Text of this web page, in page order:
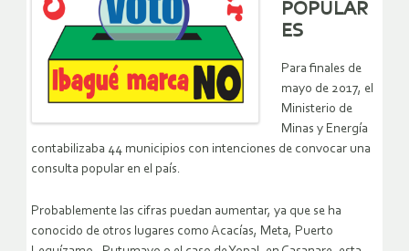
POPULAR
ES
Para finales de
mayo de 2017, el
Ministerio de
Minas y Energía
contabilizaba 44 municipios con intenciones de convocar una
consulta popular en el país.
Probablemente las cifras puedan aumentar, ya que se ha
conocido de otros lugares como Acacías, Meta, Puerto